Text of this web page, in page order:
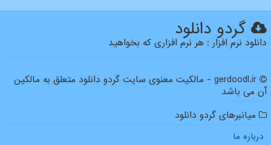
گردو دانلود
دانلود نرم افزار : هر نرم افزاری که بخواهید
gerdoodl.ir - مالکیت معنوی سایت گردو دانلود متعلق به مالکین
آن می باشد
میانبرهای گردو دانلود
درباره ما